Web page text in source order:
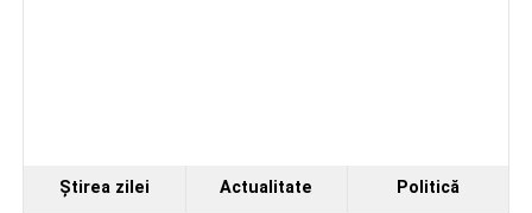
Ştirea zilei Actualitate Politică